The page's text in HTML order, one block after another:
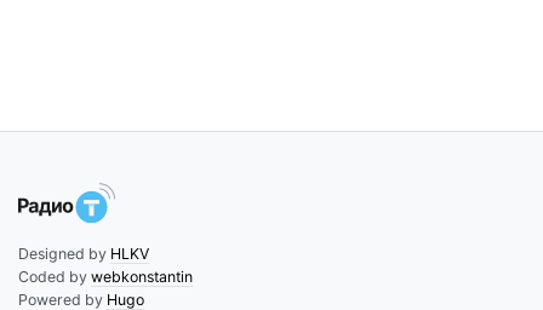
Designed by HLKV
Coded by webkonstantin
Powered by Hugo